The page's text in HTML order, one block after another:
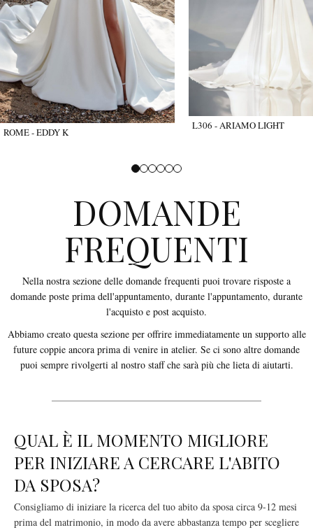
ROME - EDDY K
L306 - ARIAMO LIGHT
DOMANDE
FREQUENTI
Nella nostra sezione delle domande frequenti puoi trovare risposte a
domande poste prima dell'appuntamento, durante l'appuntamento, durante
l'acquisto e post acquisto.
Abbiamo creato questa sezione per offrire immediatamente un supporto alle
future coppie ancora prima di venire in atelier. Se ci sono altre domande
puoi sempre rivolgerti al nostro staff che sarà più che lieta di aiutarti.
QUAL È IL MOMENTO MIGLIORE
PER INIZIARE A CERCARE L'ABITO
DA SPOSA?
Consigliamo di iniziare la ricerca del tuo abito da sposa circa 9-12 mesi
prima del matrimonio, in modo da avere abbastanza tempo per scegliere